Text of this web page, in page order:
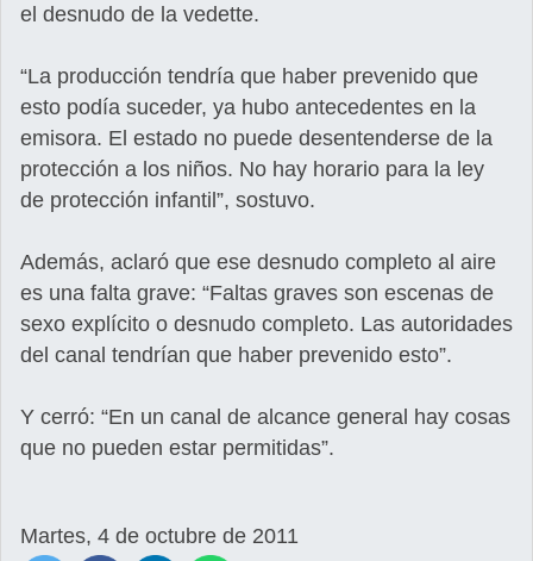
el desnudo de la vedette.
“La producción tendría que haber prevenido que
esto podía suceder, ya hubo antecedentes en la
emisora. El estado no puede desentenderse de la
protección a los niños. No hay horario para la ley
de protección infantil”, sostuvo.
Además, aclaró que ese desnudo completo al aire
es una falta grave: “Faltas graves son escenas de
sexo explícito o desnudo completo. Las autoridades
del canal tendrían que haber prevenido esto”.
Y cerró: “En un canal de alcance general hay cosas
que no pueden estar permitidas”.
Martes, 4 de octubre de 2011